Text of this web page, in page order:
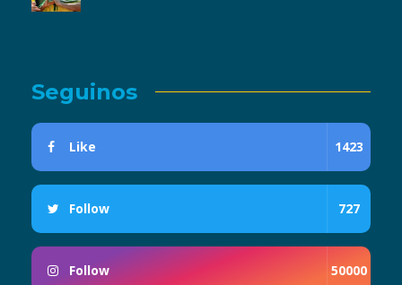
Seguinos
Like 1423
Follow 727
Follow 50000